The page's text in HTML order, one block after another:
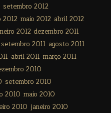
setembro 2012
2012 maio 2012 abril 2012
2012 dezembro 2011
setembro 2011 agosto 2011
abril 2011 março 2011
2010
setembro 2010
2010 maio 2010
2010 janeiro 2010